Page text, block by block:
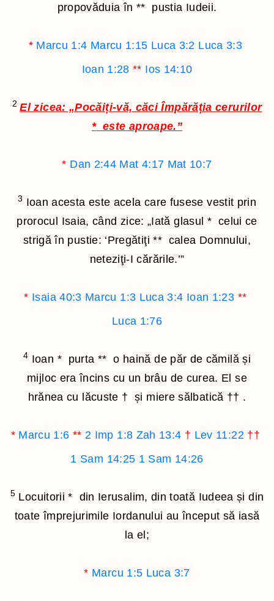
propovăduia în ** pustia Iudeii.
* Marcu 1:4 Marcu 1:15 Luca 3:2 Luca 3:3
Ioan 1:28 ** Ios 14:10
2 El zicea: „Pocăiți-vă, căci Împărăția cerurilor
*este aproape.”
* Dan 2:44 Mat 4:17 Mat 10:7
3 Ioan acesta este acela care fusese vestit prin
prorocul Isaia, când zice: „Iată glasul * celui ce
strigă în pustie: ‘Pregătiţi** calea Domnului,
neteziţi-I cărările.’”
* Isaia 40:3 Marcu 1:3 Luca 3:4 Ioan 1:23 **
Luca 1:76
4 Ioan *purta ** o haină de păr de cămilă și
mijloc era încins cu un brâu de curea. El se
hrănea cu lăcuste † și miere sălbatică †† .
* Marcu 1:6 ** 2 Imp 1:8 Zah 13:4 † Lev 11:22 ††
1 Sam 14:25 1 Sam 14:26
5 Locuitorii* din Ierusalim, din toată Iudeea și din
toate împrejurimile Iordanului au început să iasă
la el;
* Marcu 1:5 Luca 3:7